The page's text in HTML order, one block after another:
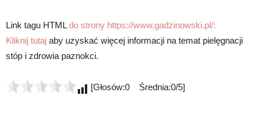
Link tagu HTMLdo strony https://www.gadzinowski.pl/:
Kliknij tutaj aby uzyskać więcej informacji na temat pielęgnacji
stóp i zdrowia paznokci.
[Głosów:0 Średnia:0/5]